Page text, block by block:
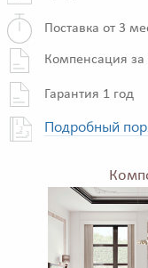
Поставка от 3
Компенсация за
Гарантия 1 год
Подробный